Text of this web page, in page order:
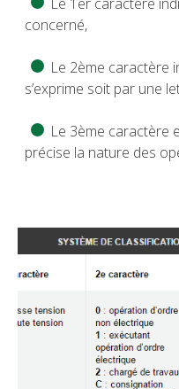
Le 1er caractère
concerné,
Le 2ème caractère
s’exprime soit par une
Le 3ème caractère
précise la nature des